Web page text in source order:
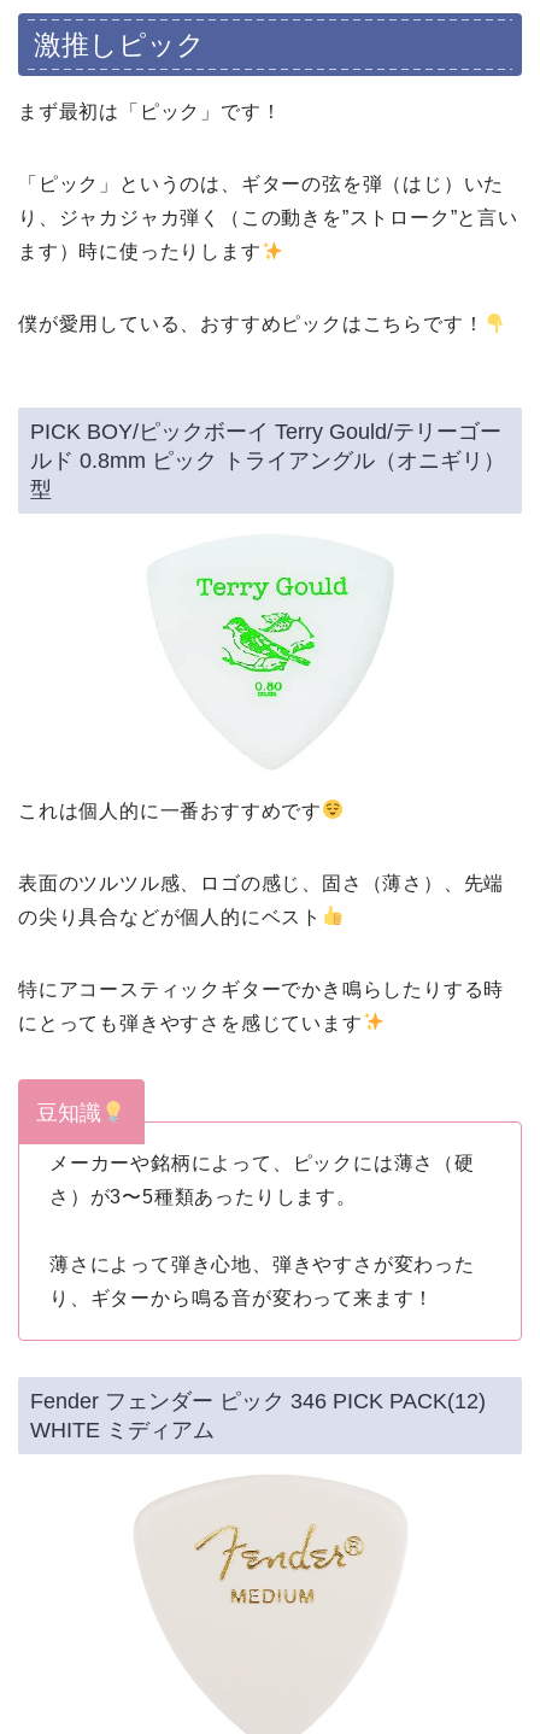
激推しピック
まず最初は「ピック」です！
「ピック」というのは、ギターの弦を弾（はじ）いた
り、ジャカジャカ弾く（この動きを”ストローク”と言い
ます）時に使ったりします
僕が愛用している、おすすめピックはこちらです！
PICK BOY/ピックボーイ Terry Gould/テリーゴー
ルド 0.8mm ピック トライアングル（オニギリ）
型
これは個人的に一番おすすめです
表面のツルツル感、ロゴの感じ、固さ（薄さ）、先端
の尖り具合などが個人的にベスト
特にアコースティックギターでかき鳴らしたりする時
にとっても弾きやすさを感じています
豆知識
メーカーや銘柄によって、ピックには薄さ（硬
さ）が3〜5種類あったりします。
薄さによって弾き心地、弾きやすさが変わった
り、ギターから鳴る音が変わって来ます！
Fender フェンダー ピック 346 PICK PACK(12)
WHITE ミディアム